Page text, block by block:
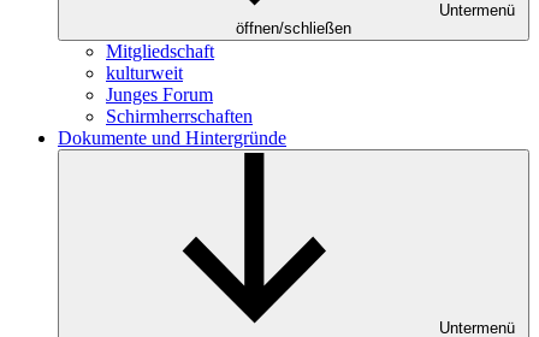
Untermenü
öffnen/schließen
Mitgliedschaft
kulturweit
Junges Forum
Schirmherrschaften
Dokumente und Hintergründe
Untermenü